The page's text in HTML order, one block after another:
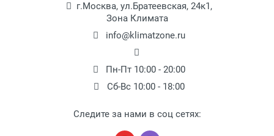
г.Москва, ул.Братеевская, 24к1,
Зона Климата
info@klimatzone.ru
Пн-Пт 10:00 - 20:00
Сб-Вс 10:00 - 18:00
Следите за нами в соц сетях: